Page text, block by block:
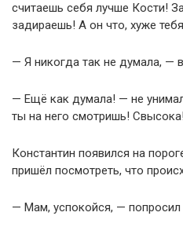
считаешь себя лучше Кости!
задираешь! А он что, хуже
— Я никогда так не думала, —
— Ещё как думала! — не
ты на него смотришь!
Константин появился на
пришёл посмотреть, что
— Мам, успокойся, — попросил